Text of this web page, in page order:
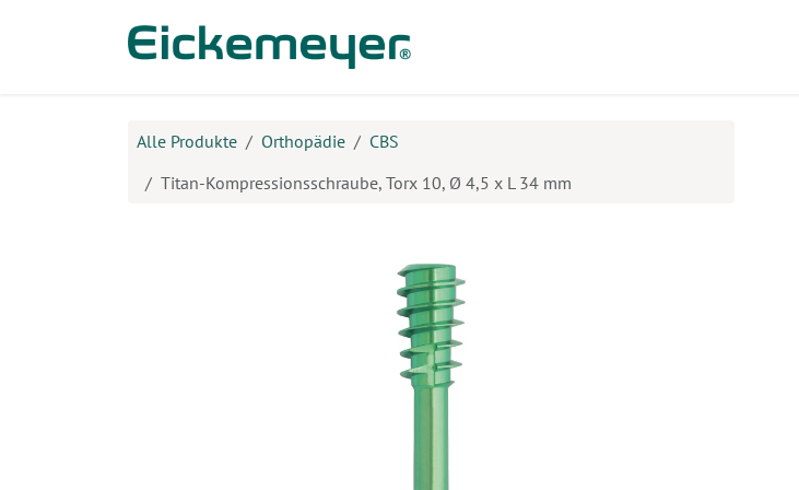
Alle Produkte Orthopädie
CBS
Titan-Kompressionsschraube, Torx 10, Ø 4,5 x L 34 mm